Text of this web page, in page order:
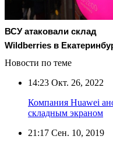
ВСУ атаковали склад
Wildberries в
Новости по теме
14:23 Окт. 26, 2022
Компания Huawei
складным экраном
21:17 Сен. 10, 2019